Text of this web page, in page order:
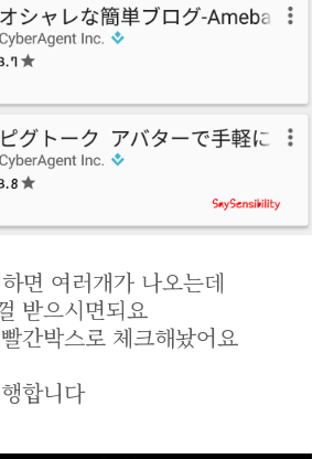
면 여러개가 나오는데
받으시면되요
간박스로 체크해놨어요
합니다